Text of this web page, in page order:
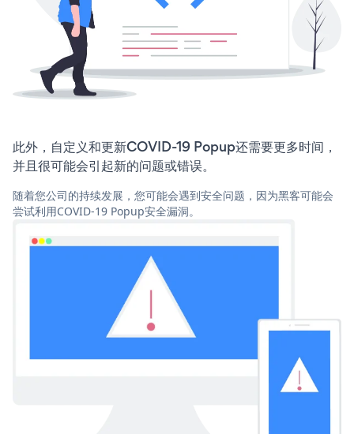
此外，自定义和更新COVID-19 Popup还需要更多时间，
并且很可能会引起新的问题或错误。
随着您公司的持续发展，您可能会遇到安全问题，因为黑客可能会
尝试利用COVID-19 Popup安全漏洞。